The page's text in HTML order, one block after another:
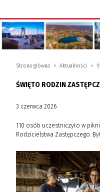
Strona główna Aktualności
ŚWIĘTO RODZIN
3 czerwca 2026
110 osób uczestniczyło w
Rodzicielstwa Zastępczego.